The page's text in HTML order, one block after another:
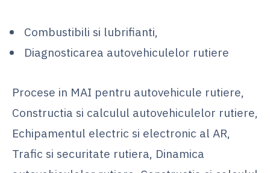
Combustibili si lubrifianti,
Diagnosticarea autovehiculelor rutiere
Procese in MAI pentru autovehicule rutiere,
Constructia si calculul autovehiculelor rutiere,
Echipamentul electric si electronic al AR,
Trafic si securitate rutiera, Dinamica